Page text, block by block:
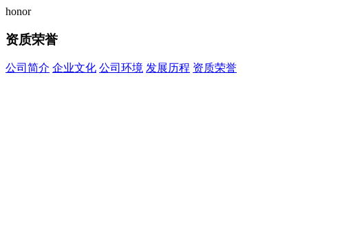
honor
资质荣誉
公司简介 企业文化 公司环境 发展历程 资质荣誉